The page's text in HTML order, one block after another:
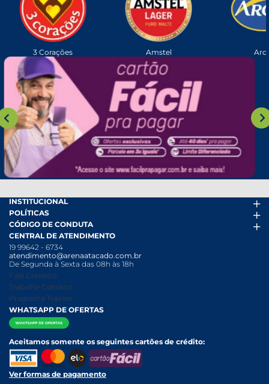
3 Corações Amstel
INSTITUCIONAL
Arena Mais
Fácil Pra Pagar
Ofertas
Folheto
Nossas Lojas
Nossa História
Relatório Transparência Salarial
POLÍTICAS
Termos de uso
Política de Trocas e Devoluções
Política de Privacidade
Política Anticorrupção
Política de entrega e Retirada
Política de Pagamento
CÓDIGO DE CONDUTA
Código de conduta PDF
Canal de Denúncias
Canal de Denúncias da Mulher
CENTRAL DE ATENDIMENTO
19 99642 - 6734
atendimento@arenaatacado.com.br
De Segunda à Sexta das 08h às 18h
Fale Conosco
Trabalhe Conosco
Programa Trainee
WHATSAPP DE OFERTAS
Aceitamos somente os seguintes cartões de crédito:
Ver formas de pagamento